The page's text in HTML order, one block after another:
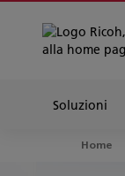
Soluzioni
Home